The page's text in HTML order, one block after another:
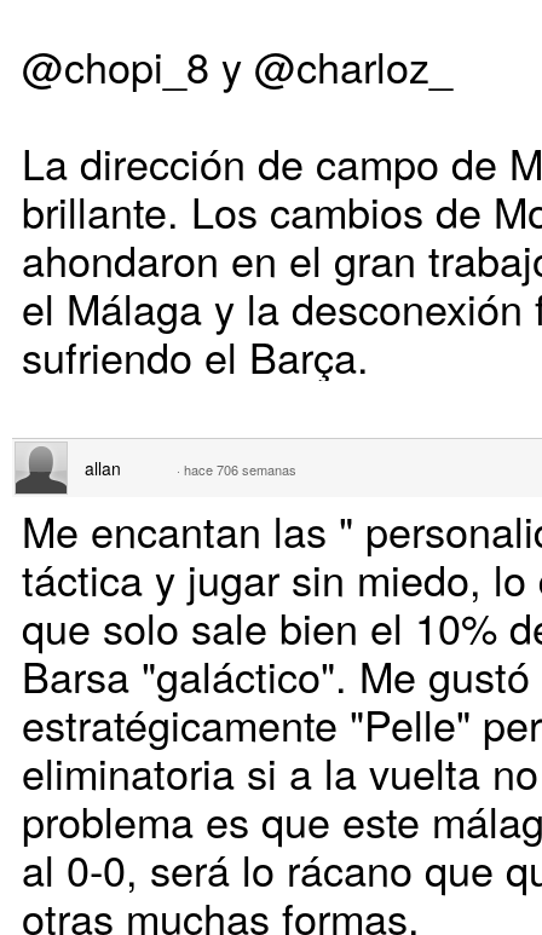
@chopi_8 y @charloz_
La dirección de campo de
brillante. Los cambios de
ahondaron en el gran
el Málaga y la
sufriendo el Barça.
allan · hace 706 semanas
Me encantan las "
táctica y jugar sin miedo,
que solo sale bien el 10%
Barsa "galáctico". Me
estratégicamente "Pelle"
eliminatoria si a la vuelta
problema es que este
al 0-0, será lo rácano que
otras muchas formas.